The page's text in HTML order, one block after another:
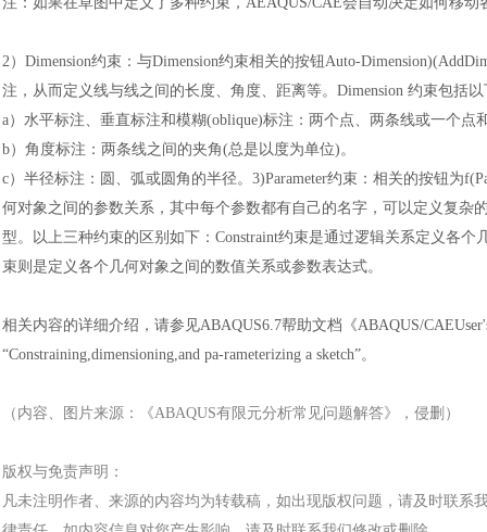
2） Dimension约束 ： 与Dimension约束相关的按钮Auto-
注，从而定义线与线之间的长度、角度、距离等。Dimension 约束包括
a） 水平标注、垂直标注和模糊(oblique)标注 ： 两个点、两条线或一个点
b） 角度标注 ： 两条线之间的夹角(总是以度为单位)。
c） 半径标注 ： 圆、弧或圆角的半径。 3)Parameter约束 ： 相关的按钮为
何对象之间的参数关系，其中每个参数都有自己的名字，可以定义复
型。以上三种约束的区别如下 ： Constraint约束是通过逻辑关系定义各
束则是定义各个几何对象之间的数值关系或参数表达式。
相关内容的详细介绍，请参见ABAQUS6.7帮助文档《ABAQUS/
“Constraining,dimensioning,and pa-rameterizing a sketch”。
（内容、图片来源：《ABAQUS有限元分析常见问题解答》，侵删）
版权与免责声明：
凡未注明作者、来源的内容均为转载稿，如出现版权问题，请及时联